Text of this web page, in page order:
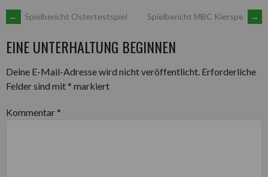
ARTIKEL-
NAVIGATION
← Spielbericht Ostertestspiel Spielbericht MBC Kierspe →
EINE UNTERHALTUNG BEGINNEN
Deine E-Mail-Adresse wird nicht veröffentlicht. Erforderliche
Felder sind mit * markiert
Kommentar *